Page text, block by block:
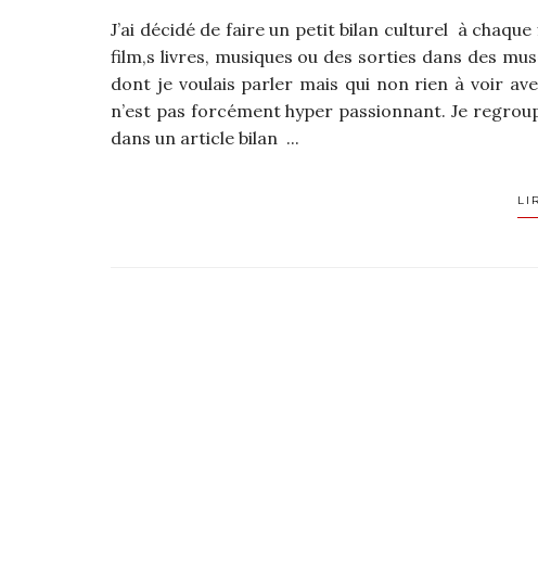
J’ai décidé de faire un petit bilan culturel à
film,s livres, musiques ou des sorties dans des
dont je voulais parler mais qui non rien à voir
n’est pas forcément hyper passionnant. Je
dans un article bilan ...